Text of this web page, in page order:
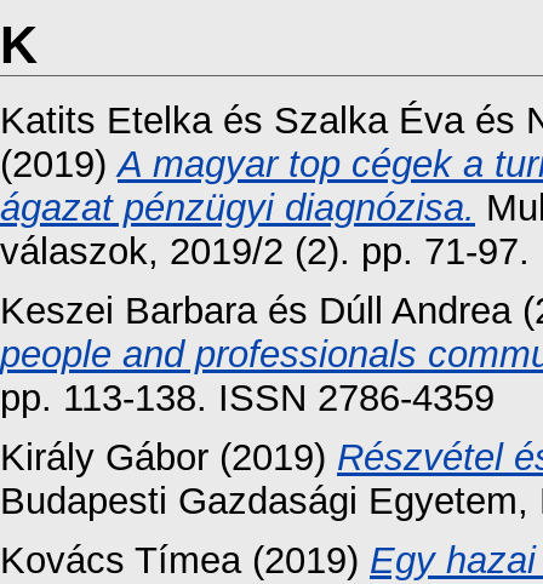
K
Katits Etelkaés Szalka Évaés
(2019)A magyar top cégek a
ágazat pénzügyi diagnózisa.
válaszok, 2019/2 (2). pp. 71-
Keszei Barbaraés Dúll Andrea
people and professionals
pp. 113-138. ISSN 2786-4359
Király Gábor (2019) Részvétel
Budapesti Gazdasági
Kovács Tímea(2019) Egy